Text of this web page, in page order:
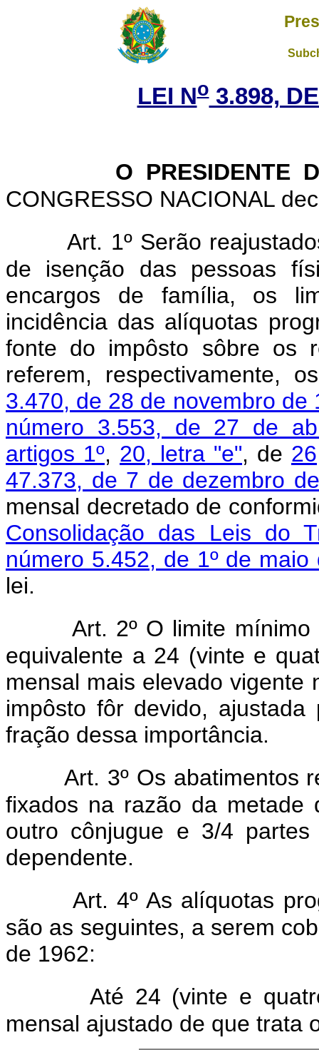
LEI No3.898,
O PRESIDENTE
CONGRESSO NACIONAL
Art. 1º Serão
de isenção das pessoas
encargos de família, os
incidência das alíquotas
fonte do impôsto sôbre os
referem, respectivamente,
3.470, de 28 de novembro de
número 3.553, de 27 de
artigos 1º, 20, letra "e", de 26
47.373, de 7 de dezembro
mensal decretado de
Consolidação das Leis do
número 5.452, de 1º de maio
lei.
Art. 2º O limite
equivalente a 24 (vinte e
mensal mais elevado
impôsto fôr devido,
fração dessa importância.
Art. 3º Os abatimentos
fixados na razão da
outro cônjugue e 3/4
dependente.
Art. 4º As alíquotas
são as seguintes, a serem
de 1962:
Até 24 (vinte e
mensal ajustado de que trata